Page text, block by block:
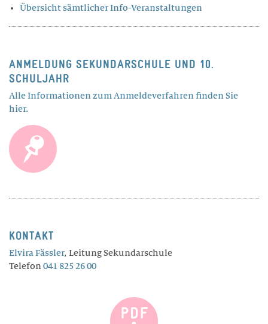
Übersicht sämtlicher Info-Veranstaltungen
ANMELDUNG SEKUNDARSCHULE UND 10.
SCHULJAHR
Alle Informationen zum Anmeldeverfahren finden Sie
hier.
KONTAKT
Elvira Fässler, Leitung Sekundarschule
Telefon 041 825 26 00